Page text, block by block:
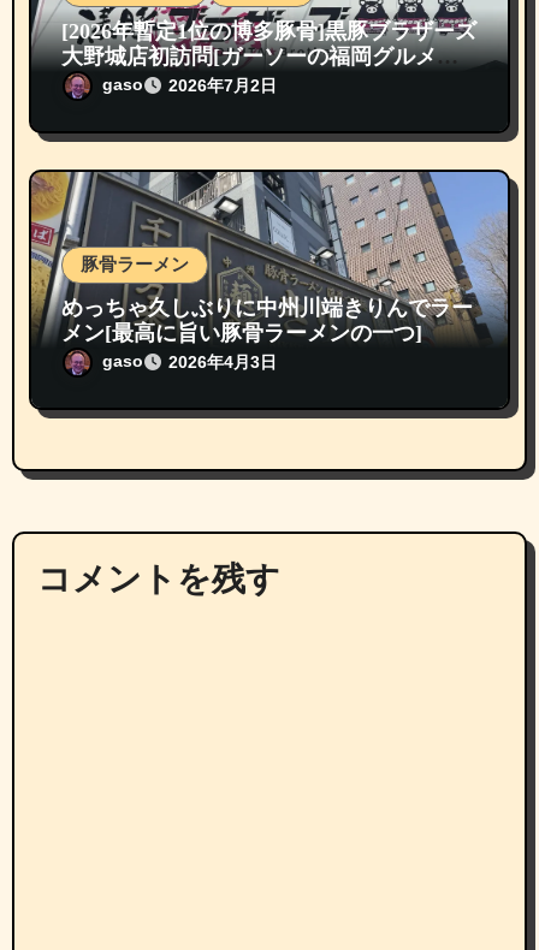
[2026年暫定1位の博多豚骨]黒豚ブラザーズ
大野城店初訪問[ガーソーの福岡グルメ紹
介]
gaso 2026年7月2日
豚骨ラーメン
めっちゃ久しぶりに中州川端きりんでラー
メン[最高に旨い豚骨ラーメンの一つ]
gaso 2026年4月3日
コメントを残す